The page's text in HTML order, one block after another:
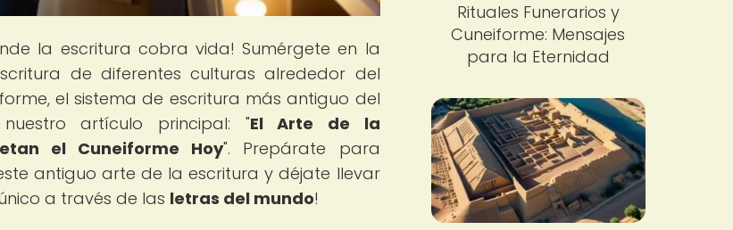
la escritura cobra vida! Sumérgete en la
de diferentes culturas alrededor del
el sistema de escritura más antiguo del
artículo principal: "El Arte de la
el Cuneiforme Hoy". Prepárate para
antiguo arte de la escritura y déjate llevar
a través de las letras del mundo!
Rituales Funerarios y
Cuneiforme: Mensajes
para la Eternidad